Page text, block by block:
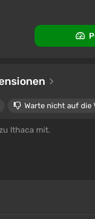
Warte nicht auf